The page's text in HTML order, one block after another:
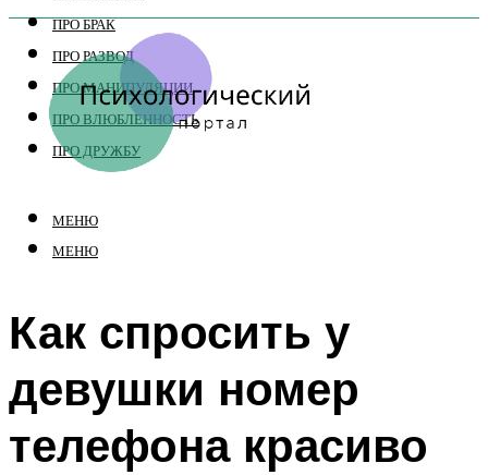
ПРО БРАК
ПРО РАЗВОД
ПРО МАНИПУЛЯЦИИ
ПРО ВЛЮБЛЕННОСТЬ
ПРО ДРУЖБУ
МЕНЮ
МЕНЮ
Как спросить у
девушки номер
телефона красиво